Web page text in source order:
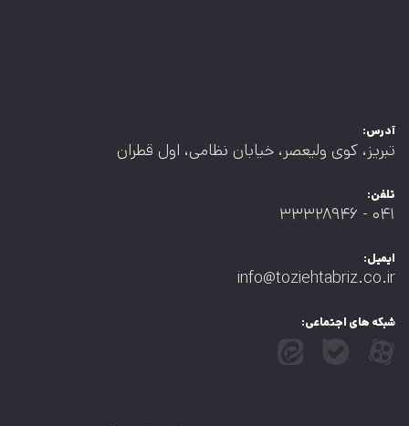
آدرس:
تبریز، کوی ولیعصر، خیابان نظامی، اول قطران
تلفن:
۰۴۱ - ۳۳۳۲۸۹۴۶
ایمیل:
info@toziehtabriz.co.ir
شبکه های اجتماعی: